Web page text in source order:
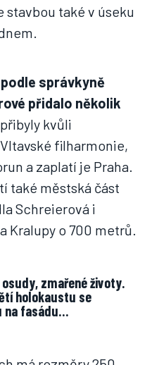
stavbou také v úseku
správkyně
přidalo několik
kvůli
filharmonie,
a zaplatí je Praha.
také městská část
Schreierová i
Kralupy o 700 metrů.
holokaustu se
na fasádu…